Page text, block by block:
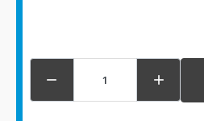
 